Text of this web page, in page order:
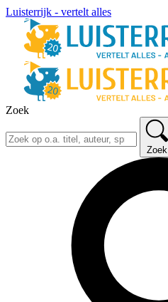
Luisterrijk - vertelt alles
Zoek
Zoek